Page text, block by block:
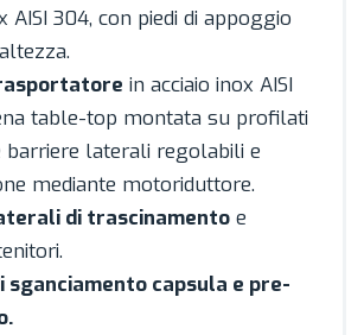
AISI 304, con piedi di appoggio
in acciaio inox AISI
table-top montata su profilati
barriere laterali regolabili e
mediante motoriduttore.
di trascinamento e
sganciamento capsula e pre-